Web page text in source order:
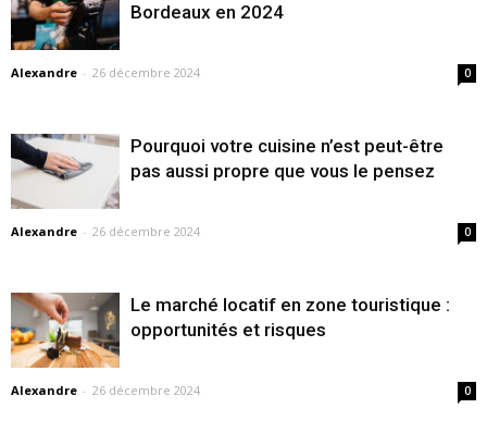
Bordeaux en 2024
Alexandre - 26 décembre 2024 0
Pourquoi votre cuisine n’est peut-être
pas aussi propre que vous le pensez
Alexandre - 26 décembre 2024 0
Le marché locatif en zone touristique :
opportunités et risques
Alexandre - 26 décembre 2024 0